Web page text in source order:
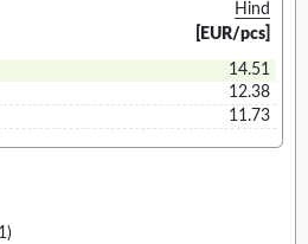
Hind
[EUR/pcs]
14.51
12.38
11.73